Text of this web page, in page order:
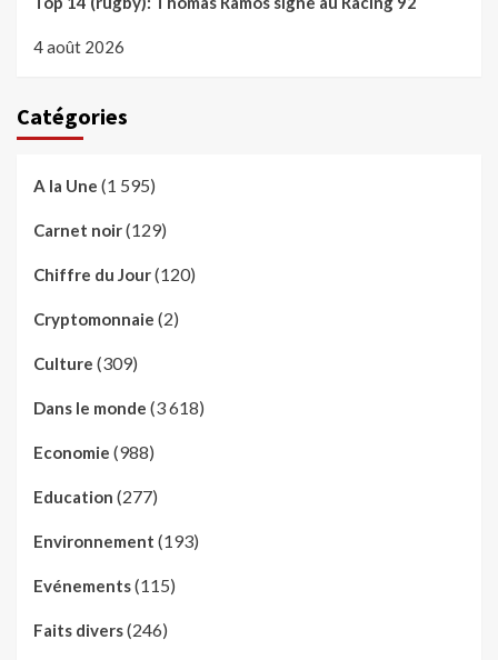
4 août 2026
Catégories
A la Une (1 595)
Carnet noir(129)
Chiffre du Jour(120)
Cryptomonnaie (2)
Culture (309)
Dans le monde (3 618)
Economie (988)
Education (277)
Environnement (193)
Evénements(115)
Faits divers(246)